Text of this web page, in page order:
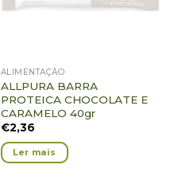
ALIMENTAÇÃO
ALLPURA BARRA
PROTEICA CHOCOLATE E
CARAMELO 40gr
€2,36
Ler mais